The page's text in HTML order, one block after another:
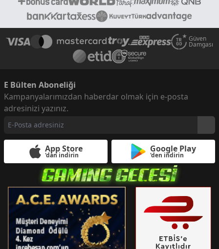
Güven
Damgası
E Bülten Aboneliği
Kampanyalarımızdan haberdar olmak için e-posta
adresinizi yazınız.
App Store
'dan indirin
Google Play
'den indirin